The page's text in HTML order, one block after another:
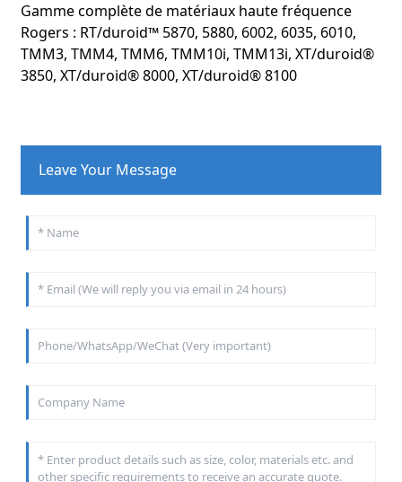
Gamme complète de matériaux haute fréquence
Rogers : RT/duroid™ 5870, 5880, 6002, 6035, 6010,
TMM3, TMM4, TMM6, TMM10i, TMM13i, XT/duroid®
3850, XT/duroid® 8000, XT/duroid® 8100
Leave Your Message